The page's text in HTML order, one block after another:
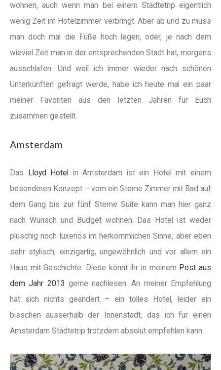
wohnen, auch wenn man bei einem Städtetrip eigentlich
wenig Zeit im Hotelzimmer verbringt. Aber ab und zu muss
man doch mal die Füße hoch legen, oder, je nach dem
wieviel Zeit man in der entsprechenden Stadt hat, morgens
ausschlafen. Und weil ich immer wieder nach schönen
Unterkünften gefragt werde, habe ich heute mal ein paar
meiner Favoriten aus den letzten Jahren für Euch
zusammen gestellt.
Amsterdam
Das Lloyd Hotel in Amsterdam ist ein Hotel mit einem
besonderen Konzept – vom ein Sterne Zimmer mit Bad auf
dem Gang bis zur fünf Sterne Suite kann man hier ganz
nach Wunsch und Budget wohnen. Das Hotel ist weder
plüschig noch luxeriös im herkömmlichen Sinne, aber eben
sehr stylisch, einzigartig, ungewöhnlich und vor allem ein
Haus mit Geschichte. Diese könnt ihr in meinem Post aus
dem Jahr 2013 gerne nachlesen. An meiner Empfehlung
hat sich nichts geändert – ein tolles Hotel, leider ein
bisschen ausserhalb der Innenstadt, das ich für einen
Amsterdam Städtetrip trotzdem absolut empfehlen kann.